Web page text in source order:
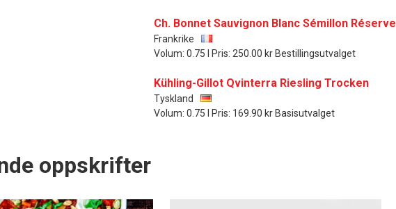
Ch. Bonnet Sauvignon Blanc Sémillon Réserve
Frankrike
Volum: 0.75 l Pris: 250.00 kr Bestillingsutvalget
Kühling-Gillot Qvinterra Riesling Trocken
Tyskland
Volum: 0.75 l Pris: 169.90 kr Basisutvalget
oppskrifter